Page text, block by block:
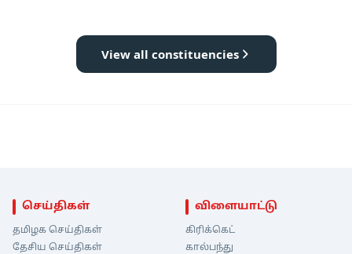
View all constituencies
செய்திகள்
தமிழக செய்திகள்
தேசிய செய்திகள்
விளையாட்டு
கிரிக்கெட்
கால்பந்து